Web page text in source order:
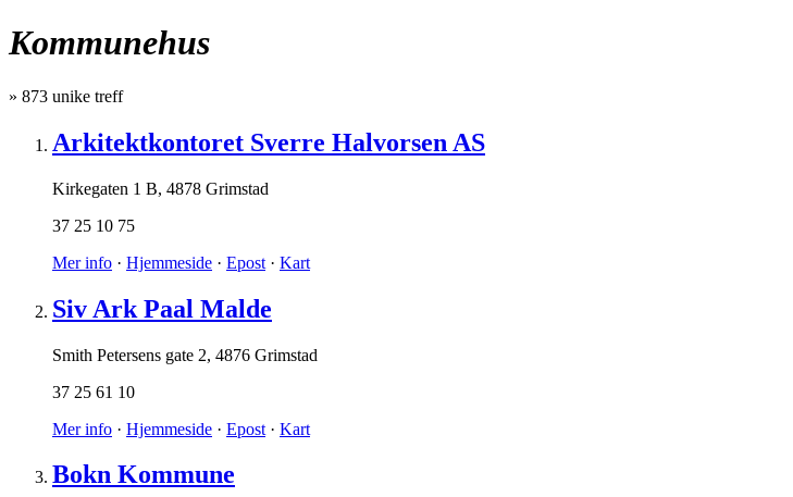
Kommunehus
» 873 unike treff
Arkitektkontoret Sverre Halvorsen AS
Kirkegaten 1 B, 4878 Grimstad
37 25 10 75
Mer info · Hjemmeside · Epost · Kart
Siv Ark Paal Malde
Smith Petersens gate 2, 4876 Grimstad
37 25 61 10
Mer info · Hjemmeside · Epost · Kart
Bokn Kommune